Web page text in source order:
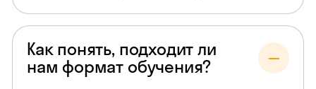
Как понять, подходит ли
нам формат обучения?